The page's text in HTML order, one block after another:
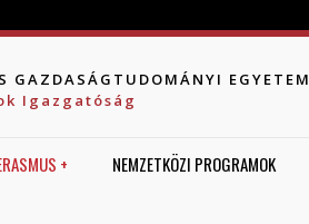
GAZDASÁGTUDOMÁNYI EGYETEM
Igazgatóság
+ NEMZETKÖZI PROGRAMOK